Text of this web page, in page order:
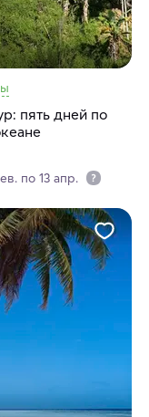
пять дней по
по 13 апр.